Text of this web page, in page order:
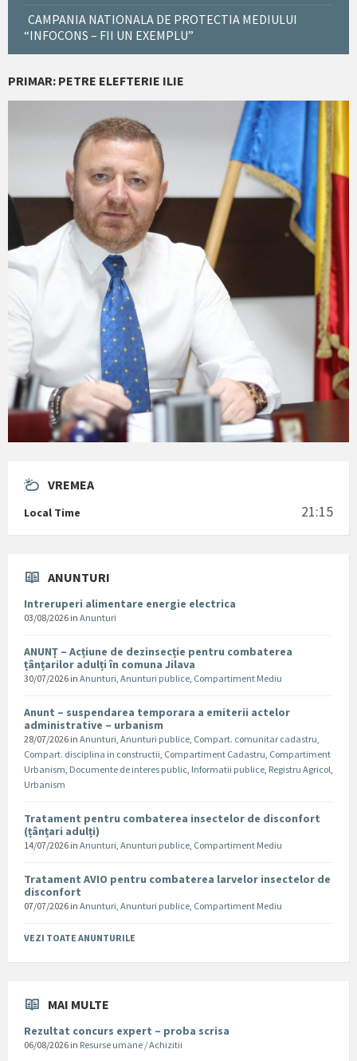
CAMPANIA NATIONALA DE PROTECTIA MEDIULUI
“INFOCONS – FII UN EXEMPLU”
PRIMAR: PETRE ELEFTERIE ILIE
VREMEA
Local Time 21:15
ANUNTURI
Intreruperi alimentare energie electrica
03/08/2026 in Anunturi
ANUNȚ – Acțiune de dezinsecție pentru combaterea
țânțarilor adulți în comuna Jilava
30/07/2026 in Anunturi, Anunturi publice, Compartiment Mediu
Anunt – suspendarea temporara a emiterii actelor
administrative – urbanism
28/07/2026 in Anunturi, Anunturi publice, Compart. comunitar cadastru,
Compart. disciplina in constructii, Compartiment Cadastru, Compartiment
Urbanism, Documente de interes public, Informatii publice, Registru Agricol,
Urbanism
Tratament pentru combaterea insectelor de disconfort
(țânțari adulți)
14/07/2026 in Anunturi, Anunturi publice, Compartiment Mediu
Tratament AVIO pentru combaterea larvelor insectelor de
disconfort
07/07/2026 in Anunturi, Anunturi publice, Compartiment Mediu
VEZI TOATE ANUNTURILE
MAI MULTE
Rezultat concurs expert – proba scrisa
06/08/2026 in Resurse umane / Achizitii